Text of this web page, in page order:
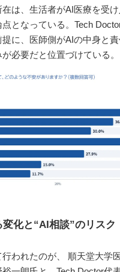
は、生活者がAI医療を受け
となっている。Tech
に、医師側がAIの中身と
必要だと位置づけている。
化と“AI相談”のリスク
われたのが、 順天堂大学